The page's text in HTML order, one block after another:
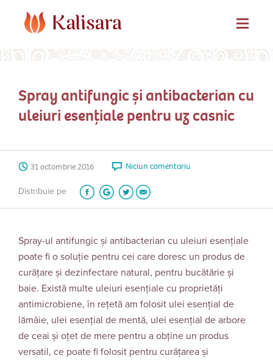
Spray antifungic și antibacterian cu
uleiuri esențiale pentru uz casnic
31 octombrie 2016 Niciun comentariu
Distribuie pe
Spray-ul antifungic și antibacterian cu uleiuri esențiale
poate fi o soluție pentru cei care doresc un produs de
curățare și dezinfectare natural, pentru bucătărie și
baie. Există multe uleiuri esențiale cu proprietăți
antimicrobiene, în rețetă am folosit ulei esențial de
lămâie, ulei esențial de mentă, ulei esențial de arbore
de ceai și oțet de mere pentru a obține un produs
versatil, ce poate fi folosit pentru curățarea și